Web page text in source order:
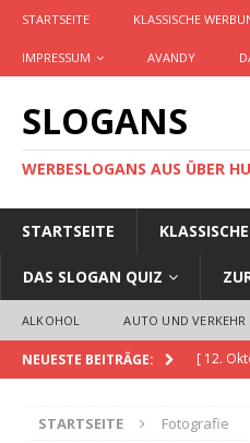
STARTSEITE KLASSISCHE
IMPRESSUM AVANDY
SLOGANS
WERBESLOGANS AUS ÜBER
STARTSEITE
DAS SLOGAN QUIZ
ALKOHOL AUTO UND VERKEHR
NEUESTE BEITRÄGE: [ 12.
STARTSEITE Fotografie